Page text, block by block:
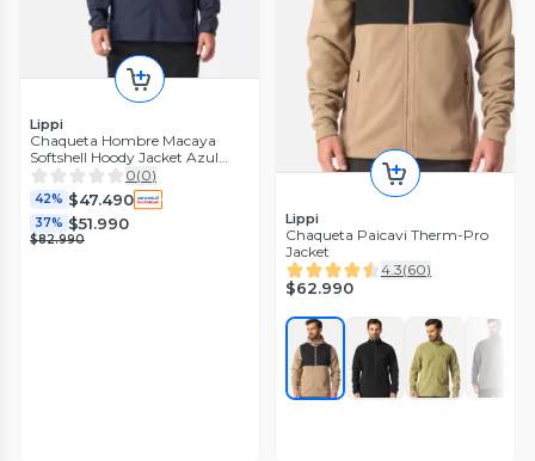
Lippi
Chaqueta Hombre Macaya
Softshell Hoody Jacket Azul
Marino Lippi I26
0(0)
42% $47.490
37% $51.990
$82.990
Lippi
Chaqueta Paicavi Therm-Pro
Jacket
4.3(60)
$62.990